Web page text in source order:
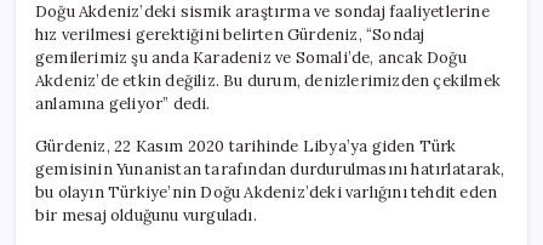
Doğu Akdeniz’deki sismik araştırma ve sondaj faaliyetlerine
hız verilmesi gerektiğini belirten Gürdeniz, “Sondaj
gemilerimiz şu anda Karadeniz ve Somali’de, ancak Doğu
Akdeniz’de etkin değiliz. Bu durum, denizlerimizden çekilmek
anlamına geliyor” dedi.
Gürdeniz, 22 Kasım 2020 tarihinde Libya’ya giden Türk
gemisinin Yunanistan tarafından durdurulmasını hatırlatarak,
bu olayın Türkiye’nin Doğu Akdeniz’deki varlığını tehdit eden
bir mesaj olduğunu vurguladı.